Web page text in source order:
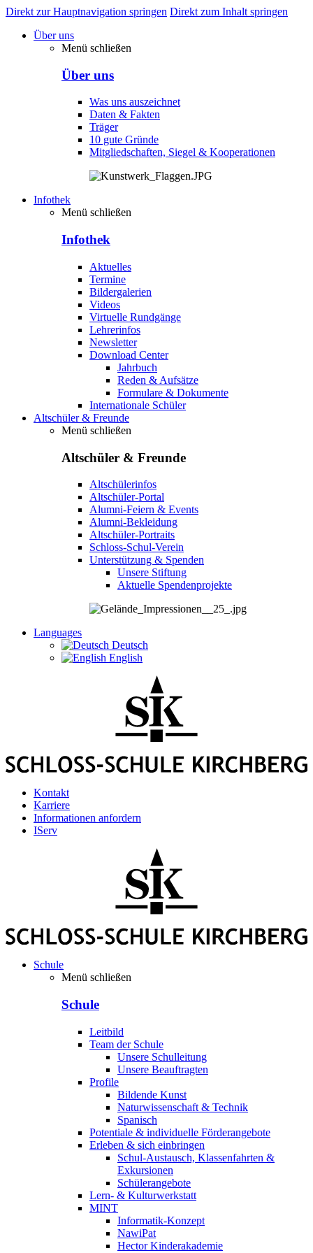
Direkt zur Hauptnavigation springen Direkt zum Inhalt springen
Über uns
Menü schließen
Über uns
Was uns auszeichnet
Daten & Fakten
Träger
10 gute Gründe
Mitgliedschaften, Siegel & Kooperationen
Infothek
Menü schließen
Infothek
Aktuelles
Termine
Bildergalerien
Videos
Virtuelle Rundgänge
Lehrerinfos
Newsletter
Download Center
Jahrbuch
Reden & Aufsätze
Formulare & Dokumente
Internationale Schüler
Altschüler & Freunde
Menü schließen
Altschüler & Freunde
Altschülerinfos
Altschüler-Portal
Alumni-Feiern & Events
Alumni-Bekleidung
Altschüler-Portraits
Schloss-Schul-Verein
Unterstützung & Spenden
Unsere Stiftung
Aktuelle Spendenprojekte
Languages
Deutsch
English
Kontakt
Karriere
Informationen anfordern
IServ
Schule
Menü schließen
Schule
Leitbild
Team der Schule
Unsere Schulleitung
Unsere Beauftragten
Profile
Bildende Kunst
Naturwissenschaft & Technik
Spanisch
Potentiale & individuelle Förderangebote
Erleben & sich einbringen
Schul-Austausch, Klassenfahrten &
Exkursionen
Schülerangebote
Lern- & Kulturwerkstatt
MINT
Informatik-Konzept
NawiPat
Hector Kinderakademie